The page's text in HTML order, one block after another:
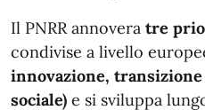
Il PNRR annovera tre
condivise a livello
innovazione,
sociale) e si sviluppa